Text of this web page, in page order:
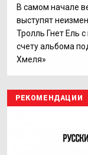
В самом начале
выступят
Тролль Гнет Ель
счету альбома
Хмеля»
РЕКОМЕНДАЦИИ